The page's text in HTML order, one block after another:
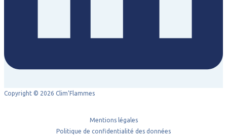
Copyright © 2026 Clim’Flammes
Mentions légales
Politique de confidentialité des données